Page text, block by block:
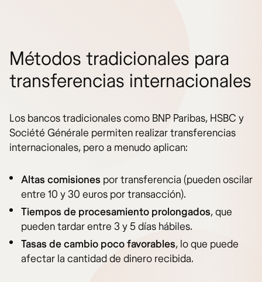
Métodos tradicionales para
transferencias internacionales
Los bancos tradicionales como BNP Paribas, HSBC y
Société Générale permiten realizar transferencias
internacionales, pero a menudo aplican:
Altas comisiones por transferencia (pueden oscilar
entre 10 y 30 euros por transacción).
Tiempos de procesamiento prolongados, que
pueden tardar entre 3 y 5 días hábiles.
Tasas de cambio poco favorables, lo que puede
afectar la cantidad de dinero recibida.